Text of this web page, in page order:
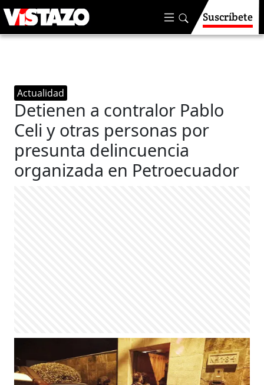
Suscríbete
Actualidad
Detienen a contralor Pablo
Celi y otras personas por
presunta delincuencia
organizada en Petroecuador